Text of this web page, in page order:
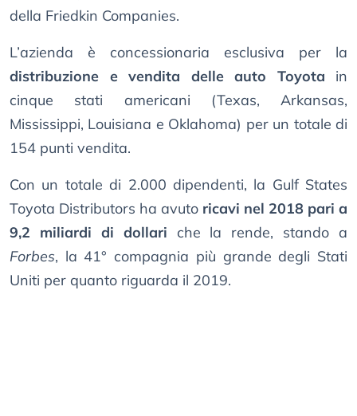
della Friedkin Companies.
L’azienda è concessionaria esclusiva per la
distribuzione e vendita delle auto Toyota in
cinque stati americani (Texas, Arkansas,
Mississippi, Louisiana e Oklahoma) per un totale di
154 punti vendita.
Con un totale di 2.000 dipendenti, la Gulf States
Toyota Distributors ha avuto ricavi nel 2018 pari a
9,2 miliardi di dollari che la rende, stando a
Forbes, la 41° compagnia più grande degli Stati
Uniti per quanto riguarda il 2019.